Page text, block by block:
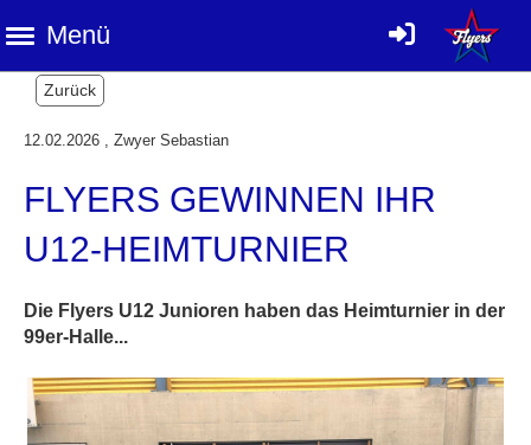
Menü
Zurück
12.02.2026 , Zwyer Sebastian
FLYERS GEWINNEN IHR
U12-HEIMTURNIER
Die Flyers U12 Junioren haben das Heimturnier in der
99er-Halle...